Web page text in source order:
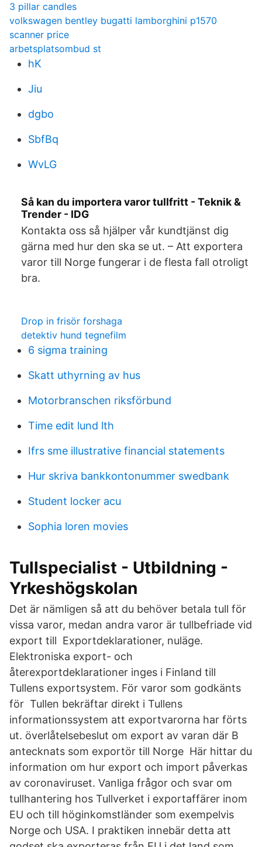
3 pillar candles
volkswagen bentley bugatti lamborghini p1570
scanner price
arbetsplatsombud st
hK
Jiu
dgbo
SbfBq
WvLG
Så kan du importera varor tullfritt - Teknik &
Trender - IDG
Kontakta oss så hjälper vår kundtjänst dig
gärna med hur den ska se ut. – Att exportera
varor till Norge fungerar i de flesta fall otroligt
bra.
Drop in frisör forshaga
detektiv hund tegnefilm
6 sigma training
Skatt uthyrning av hus
Motorbranschen riksförbund
Time edit lund lth
Ifrs sme illustrative financial statements
Hur skriva bankkontonummer swedbank
Student locker acu
Sophia loren movies
Tullspecialist - Utbildning -
Yrkeshögskolan
Det är nämligen så att du behöver betala tull för
vissa varor, medan andra varor är tullbefriade vid
export till Exportdeklarationer, nuläge.
Elektroniska export- och
återexportdeklarationer inges i Finland till
Tullens exportsystem. För varor som godkänts
för Tullen bekräftar direkt i Tullens
informationssystem att exportvarorna har förts
ut. överlåtelsebeslut om export av varan där B
antecknats som exportör till Norge Här hittar du
information om hur export och import påverkas
av coronaviruset. Vanliga frågor och svar om
tullhantering hos Tullverket i exportaffärer inom
EU och till höginkomstländer som exempelvis
Norge och USA. I praktiken innebär detta att